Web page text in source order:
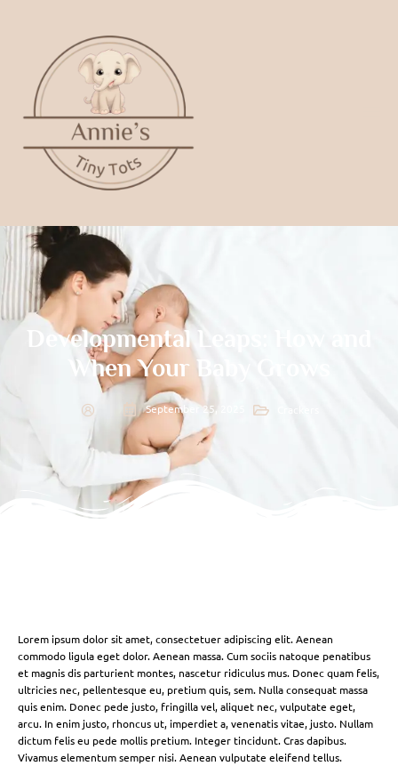
Developmental Leaps: How and
When Your Baby Grows
September 25, 2025
Lorem ipsum dolor sit amet, consectetuer adipiscing elit. Aenean
commodo ligula eget dolor. Aenean massa. Cum sociis natoque penatibus
et magnis dis parturient montes, nascetur ridiculus mus. Donec quam felis,
ultricies nec, pellentesque eu, pretium quis, sem. Nulla consequat massa
quis enim. Donec pede justo, fringilla vel, aliquet nec, vulputate eget,
arcu. In enim justo, rhoncus ut, imperdiet a, venenatis vitae, justo. Nullam
dictum felis eu pede mollis pretium. Integer tincidunt. Cras dapibus.
Vivamus elementum semper nisi. Aenean vulputate eleifend tellus.